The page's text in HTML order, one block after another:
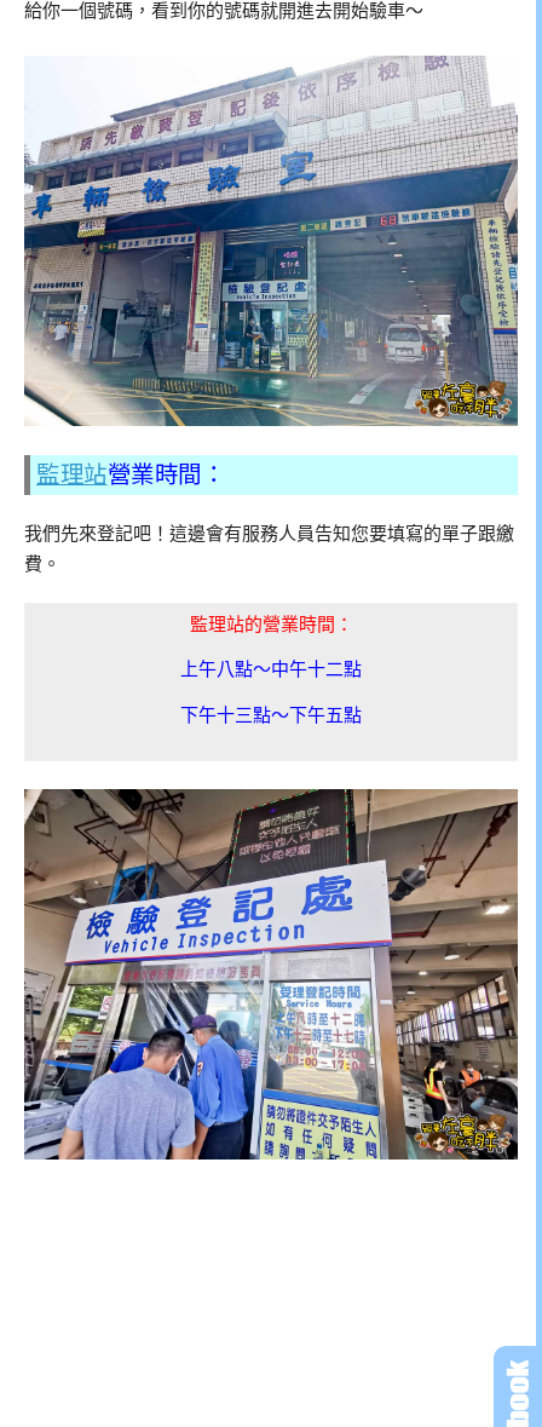
給你一個號碼，看到你的號碼就開進去開始驗車～
監理站營業時間：
我們先來登記吧！這邊會有服務人員告知您要填寫的單子跟繳
費。
監理站的營業時間：
上午八點～中午十二點
下午十三點～下午五點